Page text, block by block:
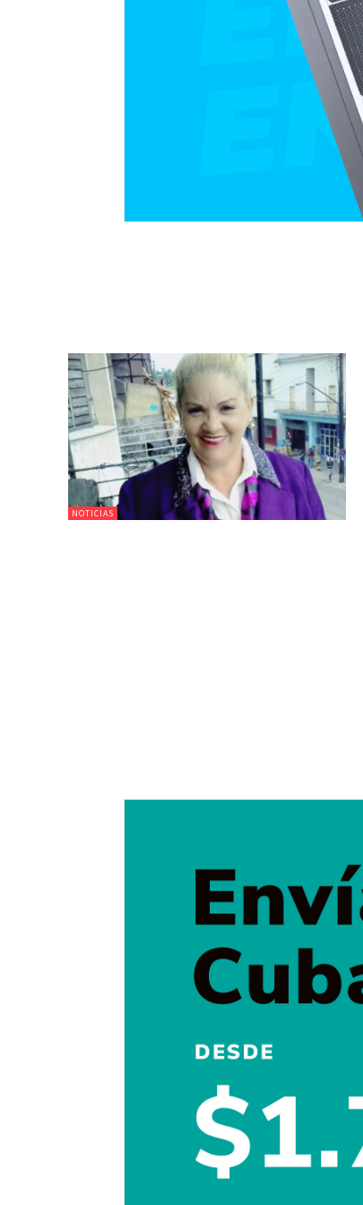
NOTICIAS